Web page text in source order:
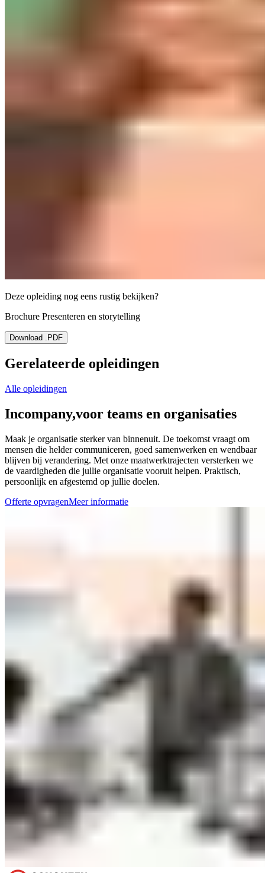
Deze opleiding nog eens rustig bekijken?
Brochure Presenteren en storytelling
Download .PDF
Gerelateerde opleidingen
Alle opleidingen
Incompany,voor teams en organisaties
Maak je organisatie sterker van binnenuit. De toekomst vraagt om
mensen die helder communiceren, goed samenwerken en wendbaar
blijven bij verandering. Met onze maatwerktrajecten versterken we
de vaardigheden die jullie organisatie vooruit helpen. Praktisch,
persoonlijk en afgestemd op jullie doelen.
Offerte opvragenMeer informatie